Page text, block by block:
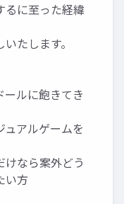
るに至った経緯
たします。
ールに飽きてき
ュアルゲームを
けなら案外どう
い方